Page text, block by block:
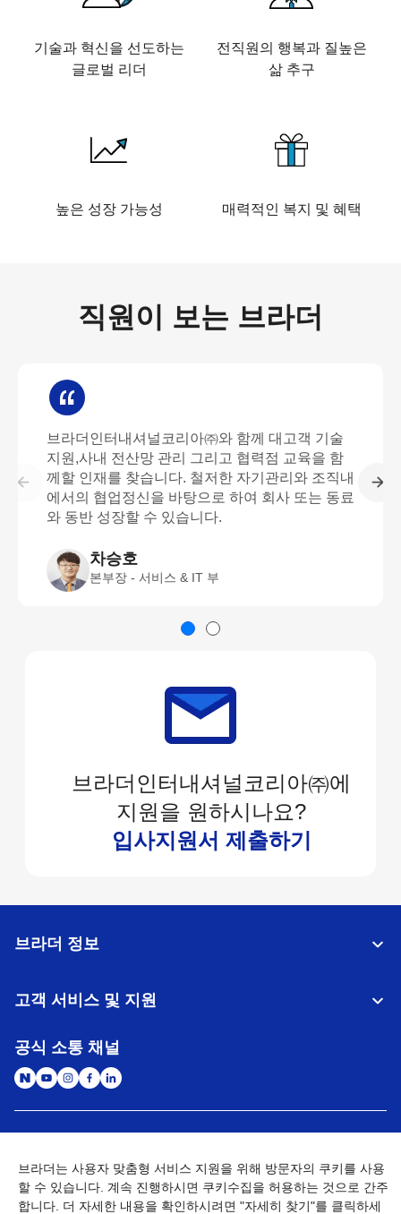
기술과 혁신을 선도하는
글로벌 리더
전직원의 행복과 질높은
삶 추구
높은 성장 가능성 매력적인 복지 및 혜택
직원이 보는 브라더
브라더인터내셔널코리아㈜와 함께 대고객 기술
지원,사내 전산망 관리 그리고 협력점 교육을 함
께할 인재를 찾습니다. 철저한 자기관리와 조직내
에서의 협업정신을 바탕으로 하여 회사 또는 동료
와 동반 성장할 수 있습니다.
차승호
본부장 - 서비스 & IT 부
브라더인터내셔널코리아㈜에
지원을 원하시나요?
입사지원서 제출하기
브라더는 사용자 맞춤형 서비스 지원을 위해 방문자의 쿠키를 사용
할 수 있습니다. 계속 진행하시면 쿠키수집을 허용하는 것으로 간주
합니다. 더 자세한 내용을 확인하시려면 "자세히 찾기"를 클릭하세
브라더 정보
고객 서비스 및 지원
공식 소통 채널
개인정보처리방침 이용약관
사이트맵
개인정보취급방침 (Brother Industries, Ltd.)
Go to Global Site